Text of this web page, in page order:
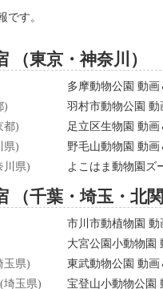
す。
（東京・神奈川）
多摩動物公園 動画
) 羽村市動物公園 動
都) 足立区生物園 動画
県) 野毛山動物園 動画
川県) よこはま動物園ズ
（千葉・埼玉・北関
市川市動植物園 動
大宮公園小動物園
玉県) 東武動物公園 動画
(埼玉県) 宝登山小動物公園